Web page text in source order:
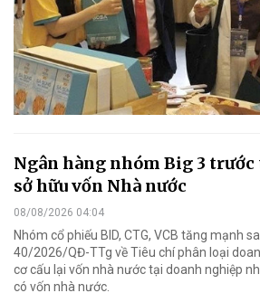
Ngân hàng nhóm Big 3
sở hữu vốn Nhà nước
08/08/2026 04:04
Nhóm cổ phiếu BID, CTG, VCB tăng mạnh
40/2026/QĐ-TTg về Tiêu chí phân loại
cơ cấu lại vốn nhà nước tại doanh nghiệp
có vốn nhà nước.